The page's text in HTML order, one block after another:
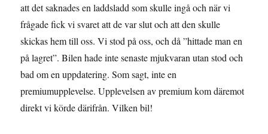
att det saknades en laddsladd som skulle ingå och när vi
frågade fick vi svaret att de var slut och att den skulle
skickas hem till oss. Vi stod på oss, och då ”hittade man en
på lagret”. Bilen hade inte senaste mjukvaran utan stod och
bad om en uppdatering. Som sagt, inte en
premiumupplevelse. Upplevelsen av premium kom däremot
direkt vi körde därifrån. Vilken bil!